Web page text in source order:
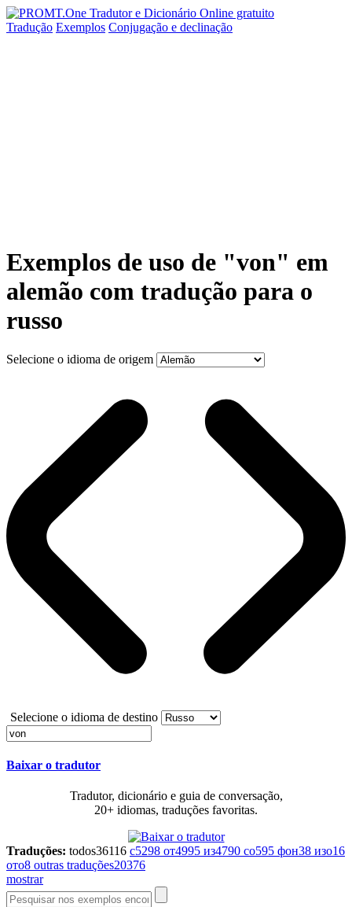
Tradução Exemplos Conjugação e declinação
Exemplos de uso de "von" em
alemão com tradução para o
russo
Selecione o idioma de origem
Selecione o idioma de destino
Baixar o tradutor
Tradutor, dicionário e guia de conversação,
20+ idiomas, traduções favoritas.
Traduções: todos36116 с5298 от4995 из4790 со595 фон38 изо16
ото8 outras traduções20376
mostrar